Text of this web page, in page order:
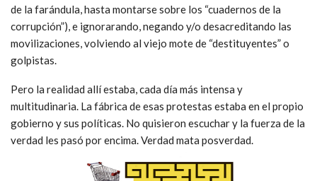
de la farándula, hasta montarse sobre los “cuadernos de la
corrupción”), e ignorarando, negando y/o desacreditando las
movilizaciones, volviendo al viejo mote de “destituyentes” o
golpistas.
Pero la realidad allí estaba, cada día más intensa y
multitudinaria. La fábrica de esas protestas estaba en el propio
gobierno y sus políticas. No quisieron escuchar y la fuerza de la
verdad les pasó por encima. Verdad mata posverdad.